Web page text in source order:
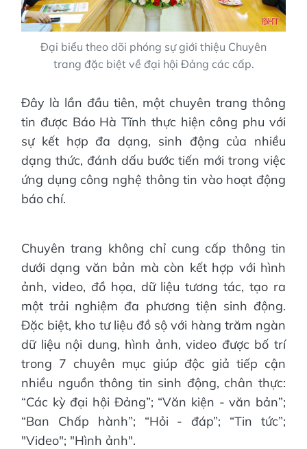
Đại biểu theo dõi phóng sự giới thiệu Chuyên
trang đặc biệt về đại hội Đảng các cấp.
Đây là lần đầu tiên, một chuyên trang thông
tin được Báo Hà Tĩnh thực hiện công phu với
sự kết hợp đa dạng, sinh động của nhiều
dạng thức, đánh dấu bước tiến mới trong việc
ứng dụng công nghệ thông tin vào hoạt động
báo chí.
Chuyên trang không chỉ cung cấp thông tin
dưới dạng văn bản mà còn kết hợp với hình
ảnh, video, đồ họa, dữ liệu tương tác, tạo ra
một trải nghiệm đa phương tiện sinh động.
Đặc biệt, kho tư liệu đồ sộ với hàng trăm ngàn
dữ liệu nội dung, hình ảnh, video được bố trí
trong 7 chuyên mục giúp độc giả tiếp cận
nhiều nguồn thông tin sinh động, chân thực:
“Các kỳ đại hội Đảng”; “Văn kiện - văn bản”;
“Ban Chấp hành”; “Hỏi - đáp”; “Tin tức”;
"Video"; "Hình ảnh".